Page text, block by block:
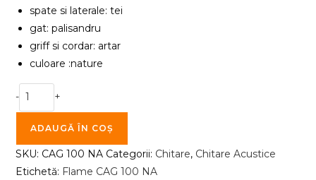
spate si laterale: tei
gat: palisandru
griff si cordar: artar
culoare :nature
Cantitate
Chitara
Acustica
Flame
CAG
- +
ADAUGĂ ÎN COȘ
SKU: CAG 100 NA Categorii: Chitare, Chitare Acustice
Etichetă: Flame CAG 100 NA